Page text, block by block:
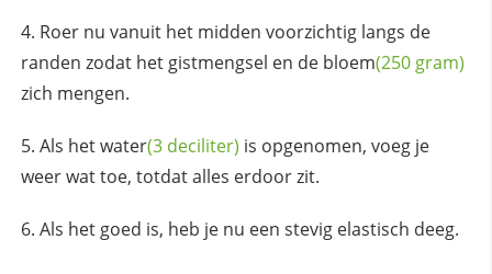
Roer nu vanuit het midden voorzichtig langs de
randen zodat het gistmengsel en de bloem(250 gram)
zich mengen.
Als hetwater(3 deciliter) is opgenomen, voeg je
weer wat toe, totdat alles erdoor zit.
Als het goed is, heb je nu een stevig elastisch deeg.